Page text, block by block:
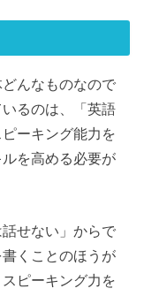
どんなものなので
るのは、「英語
ーキング能力を
を高める必要が
せない」からで
くことのほうが
ピーキング力を